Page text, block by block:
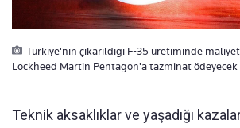
Türkiye'nin çıkarıldığı F-35 üretiminde
Lockheed Martin Pentagon'a tazminat ödeyecek
Teknik aksaklıklar ve yaşadığı